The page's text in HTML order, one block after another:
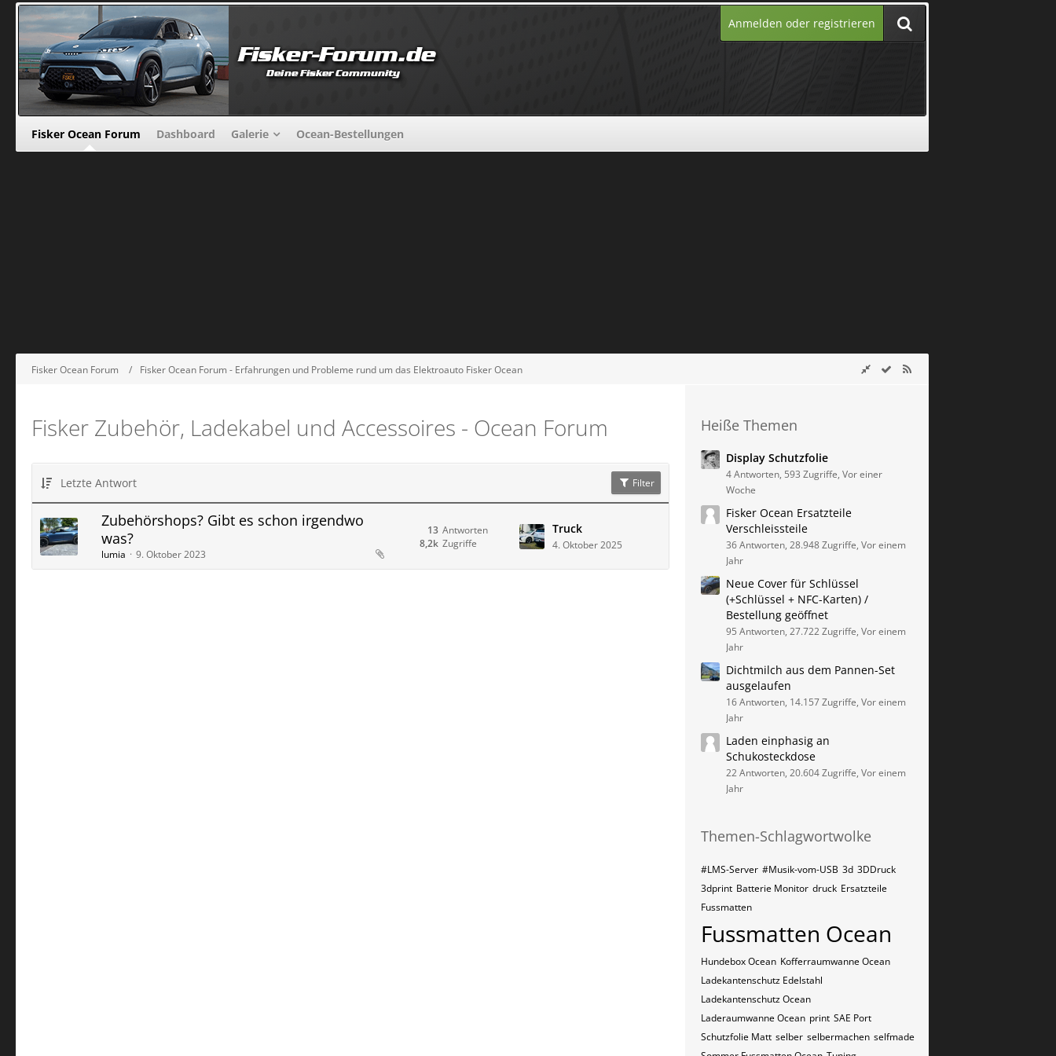
Anmelden oder registrieren
Fisker Ocean Forum Dashboard Galerie Ocean-Bestellungen
Fisker Ocean Forum Fisker Ocean Forum - Erfahrungen und Probleme rund um das Elektroauto Fisker Ocean
Fisker Zubehör, Ladekabel und Accessoires - Ocean Forum
Letzte Antwort Filter
Zubehörshops? Gibt es schon irgendwo
was?
lumia 9. Oktober 2023
Antworten
13
Zugriffe
8,2k
Truck
4. Oktober 2025
Heiße Themen
Display Schutzfolie
4 Antworten, 593 Zugriffe, Vor einer
Woche
Fisker Ocean Ersatzteile
Verschleissteile
36 Antworten, 28.948 Zugriffe, Vor einem
Jahr
Neue Cover für Schlüssel
(+Schlüssel + NFC-Karten) /
Bestellung geöffnet
95 Antworten, 27.722 Zugriffe, Vor einem
Jahr
Dichtmilch aus dem Pannen-Set
ausgelaufen
16 Antworten, 14.157 Zugriffe, Vor einem
Jahr
Laden einphasig an
Schukosteckdose
22 Antworten, 20.604 Zugriffe, Vor einem
Jahr
Themen-Schlagwortwolke
#LMS-Server #Musik-vom-USB 3d 3DDruck
3dprint Batterie Monitor druck Ersatzteile
Fussmatten
Fussmatten Ocean
Hundebox Ocean Kofferraumwanne Ocean
Ladekantenschutz Edelstahl
Ladekantenschutz Ocean
Laderaumwanne Ocean print SAE Port
Schutzfolie Matt selber selbermachen selfmade